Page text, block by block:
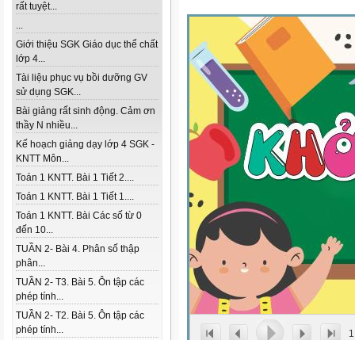
rất tuyệt...
...
Giới thiệu SGK Giáo dục thể chất
lớp 4...
Tài liệu phục vụ bồi dưỡng GV
sử dụng SGK...
Bài giảng rất sinh động. Cảm ơn
thầy N nhiều...
Kế hoạch giảng dạy lớp 4 SGK -
KNTT Môn...
Toán 1 KNTT. Bài 1 Tiết 2....
Toán 1 KNTT. Bài 1 Tiết 1....
Toán 1 KNTT. Bài Các số từ 0
đến 10...
TUẦN 2- Bài 4. Phân số thập
phân...
TUẦN 2- T3. Bài 5. Ôn tập các
phép tính...
TUẦN 2- T2. Bài 5. Ôn tập các
phép tính...
1